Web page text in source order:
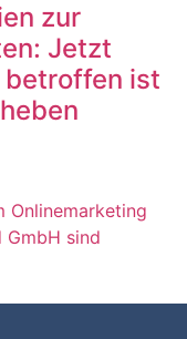
zur
Jetzt
betroffen ist
Onlinemarketing
GmbH sind